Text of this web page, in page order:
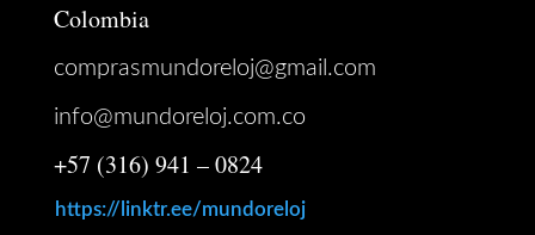
Colombia
comprasmundoreloj@gmail.com
info@mundoreloj.com.co
+57 (316) 941 – 0824
https://linktr.ee/mundoreloj